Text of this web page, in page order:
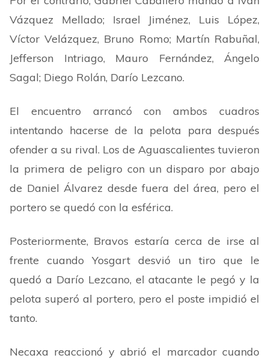
Vázquez Mellado; Israel Jiménez, Luis López,
Víctor Velázquez, Bruno Romo; Martín Rabuñal,
Jefferson Intriago, Mauro Fernández, Ángelo
Sagal; Diego Rolán, Darío Lezcano.
El encuentro arrancó con ambos cuadros
intentando hacerse de la pelota para después
ofender a su rival. Los de Aguascalientes tuvieron
la primera de peligro con un disparo por abajo
de Daniel Álvarez desde fuera del área, pero el
portero se quedó con la esférica.
Posteriormente, Bravos estaría cerca de irse al
frente cuando Yosgart desvió un tiro que le
quedó a Darío Lezcano, el atacante le pegó y la
pelota superó al portero, pero el poste impidió el
tanto.
Necaxa reaccionó y abrió el marcador cuando